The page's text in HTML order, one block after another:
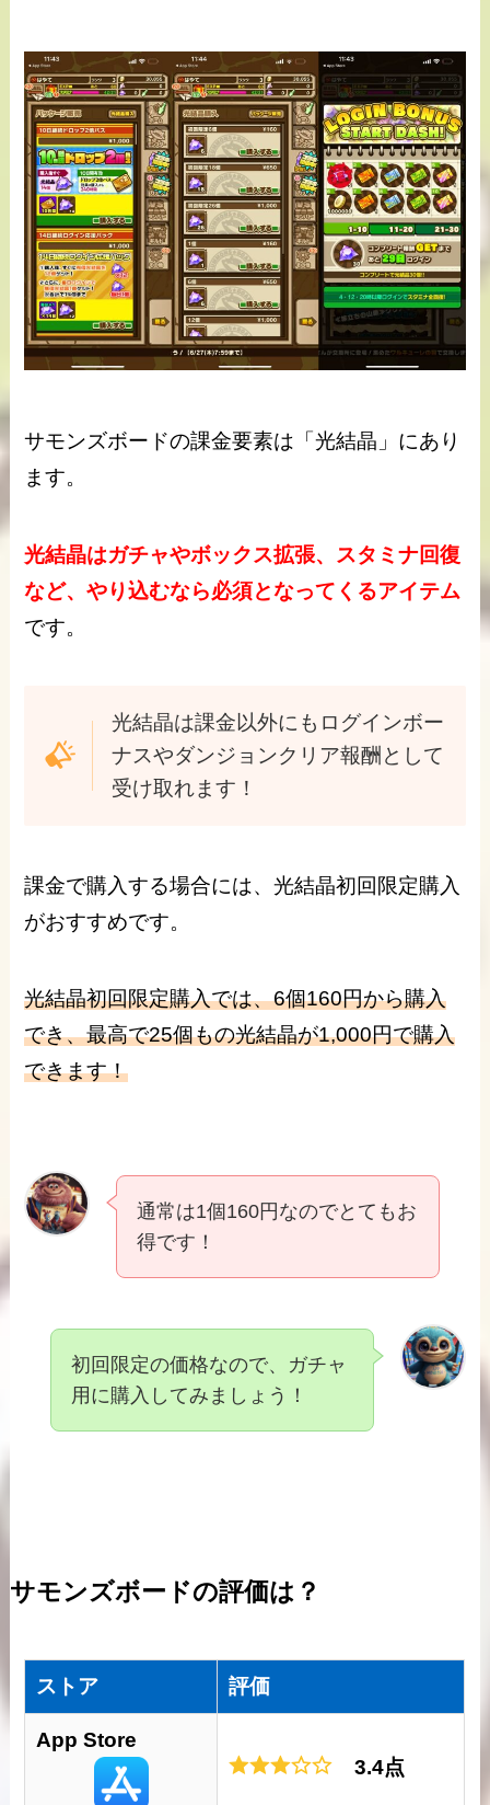
サモンズボードの課金要素は「光結晶」にあり
ます。
光結晶はガチャやボックス拡張、スタミナ回復
など、やり込むなら必須となってくるアイテム
です。
光結晶は課金以外にもログインボー
ナスやダンジョンクリア報酬として
受け取れます！
課金で購入する場合には、光結晶初回限定購入
がおすすめです。
光結晶初回限定購入では、6個160円から購入
でき、最高で25個もの光結晶が1,000円で購入
できます！
通常は1個160円なのでとてもお
得です！
初回限定の価格なので、ガチャ
用に購入してみましょう！
サモンズボードの評価は？
ストア 評価
App Store
3.4点